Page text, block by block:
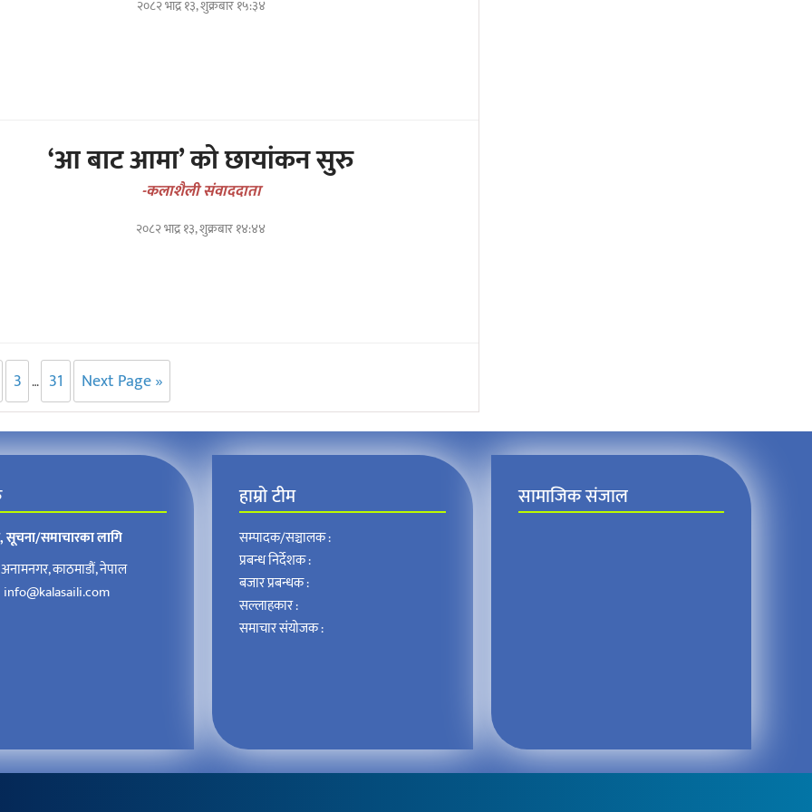
२०८२ भाद्र १३, शुक्रबार १५:३४
‘आ बाट आमा’ को छायांकन सुरु
-कलाशैली संवाददाता
२०८२ भाद्र १३, शुक्रबार १४:४४
3 … 31 Next Page »
सूचना/समाचारका लागि
काठमाडौं, नेपाल
info@kalasaili.com
हाम्रो टीम
सम्पादक/सञ्चालक :
प्रबन्ध निर्देशक :
बजार प्रबन्धक :
सल्लाहकार :
समाचार संयोजक :
सामाजिक संजाल